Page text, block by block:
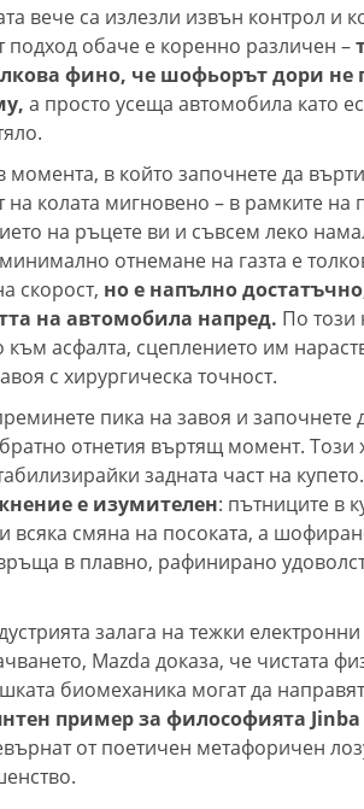
вече са излезли извън контрол и
подход обаче е коренно различен –
фино, че шофьорът дори не
а просто усеща автомобила като
момента, в който започнете да
колата мигновено – в рамките на
на ръцете ви и съвсем леко
отнемане на газта е
скорост, но е напълно
на автомобила напред. По този
към асфалта, сцеплението им
с хирургическа точност.
пика на завоя и започнете
отнетия въртящ момент. Този
задната част на купето.
е изумителен: пътниците в
всяка смяна на посоката, а
в плавно, рафинирано
залага на тежки
Mazda доказа, че чистата
биомеханика могат да
пример за философията
от поетичен метафоричен